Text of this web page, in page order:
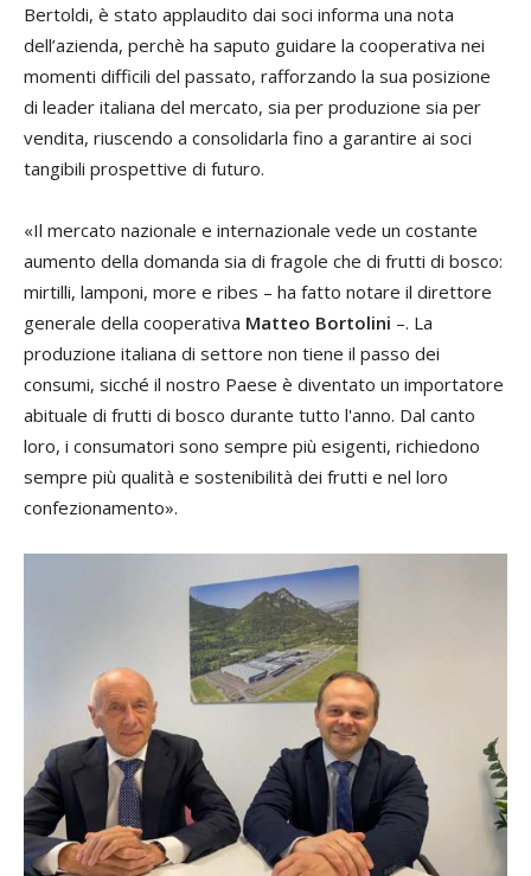
Bertoldi, è stato applaudito dai soci informa una nota
dell’azienda, perchè ha saputo guidare la cooperativa nei
momenti difficili del passato, rafforzando la sua posizione
di leader italiana del mercato, sia per produzione sia per
vendita, riuscendo a consolidarla fino a garantire ai soci
tangibili prospettive di futuro.
«Il mercato nazionale e internazionale vede un costante
aumento della domanda sia di fragole che di frutti di bosco:
mirtilli, lamponi, more e ribes – ha fatto notare il direttore
generale della cooperativa Matteo Bortolini –. La
produzione italiana di settore non tiene il passo dei
consumi, sicché il nostro Paese è diventato un importatore
abituale di frutti di bosco durante tutto l'anno. Dal canto
loro, i consumatori sono sempre più esigenti, richiedono
sempre più qualità e sostenibilità dei frutti e nel loro
confezionamento».